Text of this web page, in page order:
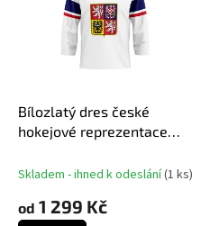
Bílozlatý dres české
hokejové reprezentace
MISTŘI 2024 CCM Fandres
Skladem - ihned k odeslání(1 ks)
od 1 299 Kč